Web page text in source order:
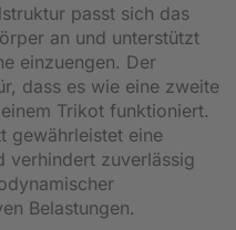
passt sich das
an und unterstützt
einzuengen. Der
dass es wie eine zweite
Trikot funktioniert.
gewährleistet eine
verhindert zuverlässig
Belastungen.